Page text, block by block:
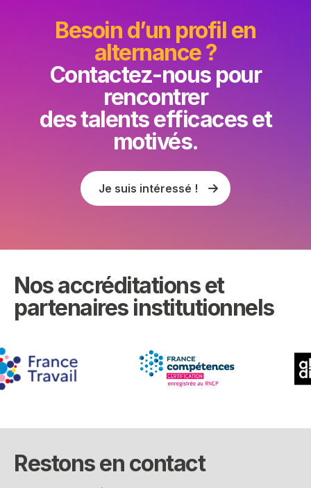
Besoin d’un profil en
alternance ?
Contactez-nous pour
rencontrer
des talents efficaces et
motivés.
Je suis intéressé !
Nos accréditations et
partenaires institutionnels
Restons en contact